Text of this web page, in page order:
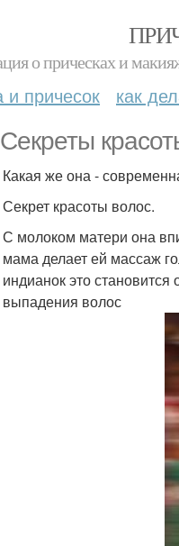
о прическах и
причесок как
Секреты
Какая же она -
Секрет красоты волос.
С молоком матери она
мама делает ей массаж
индианок это
выпадения волос